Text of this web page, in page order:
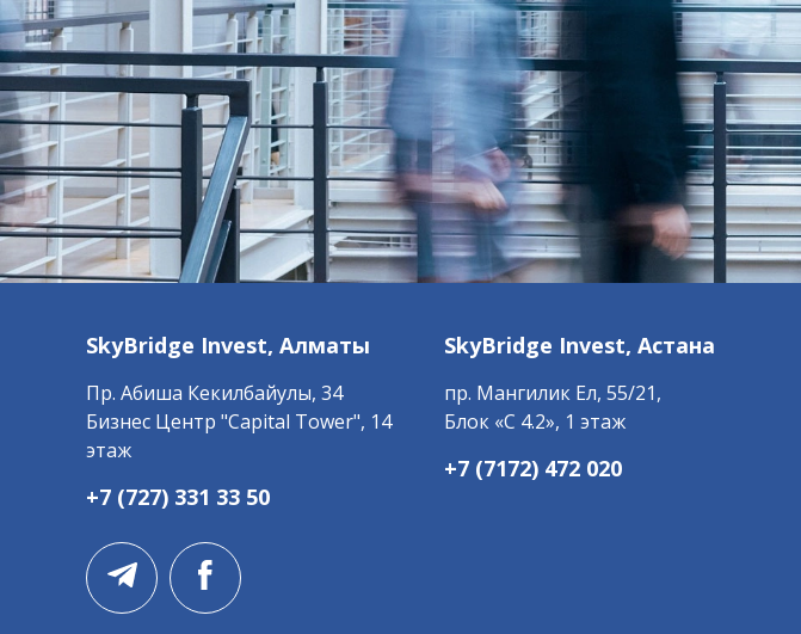
SkyBridge Invest, Алматы
Пр. ​Абиша Кекилбайулы, 34
Бизнес Центр "Capital Tower", 14
этаж
+7 (727) 331 33 50
SkyBridge Invest, Астана
пр. Мангилик Ел, 55/21,
Блок «С 4.2», 1 этаж
+7 (7172) 472 020